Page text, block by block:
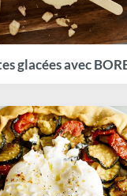
glacées avec